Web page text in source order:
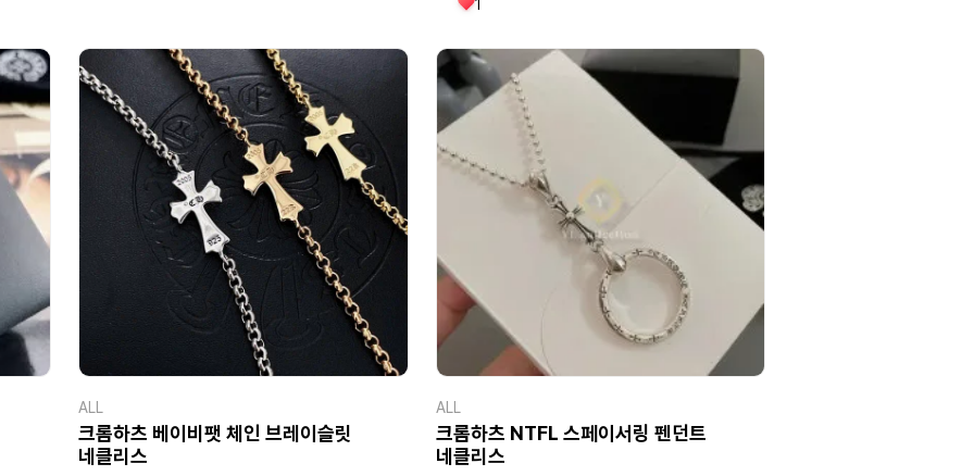
1
ALL
크롬하츠 베이비팻 체인 브레이슬릿
네클리스
ALL
크롬하츠 NTFL 스페이서링 펜던트
네클리스